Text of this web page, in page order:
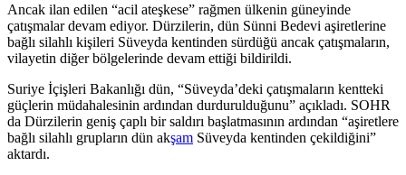
Ancak ilan edilen “acil ateşkese” rağmen ülkenin güneyinde
çatışmalar devam ediyor. Dürzilerin, dün Sünni Bedevi aşiretlerine
bağlı silahlı kişileri Süveyda kentinden sürdüğü ancak çatışmaların,
vilayetin diğer bölgelerinde devam ettiği bildirildi.
Suriye İçişleri Bakanlığı dün, “Süveyda’deki çatışmaların kentteki
güçlerin müdahalesinin ardından durdurulduğunu” açıkladı. SOHR
da Dürzilerin geniş çaplı bir saldırı başlatmasının ardından “aşiretlere
bağlı silahlı grupların dün akşam Süveyda kentinden çekildiğini”
aktardı.